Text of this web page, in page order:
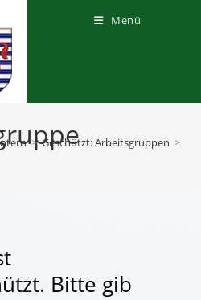
Menü
> Geschützt: Arbeitsgruppen >
Bitte gib